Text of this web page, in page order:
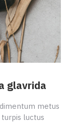
glavrida
metus
luctus